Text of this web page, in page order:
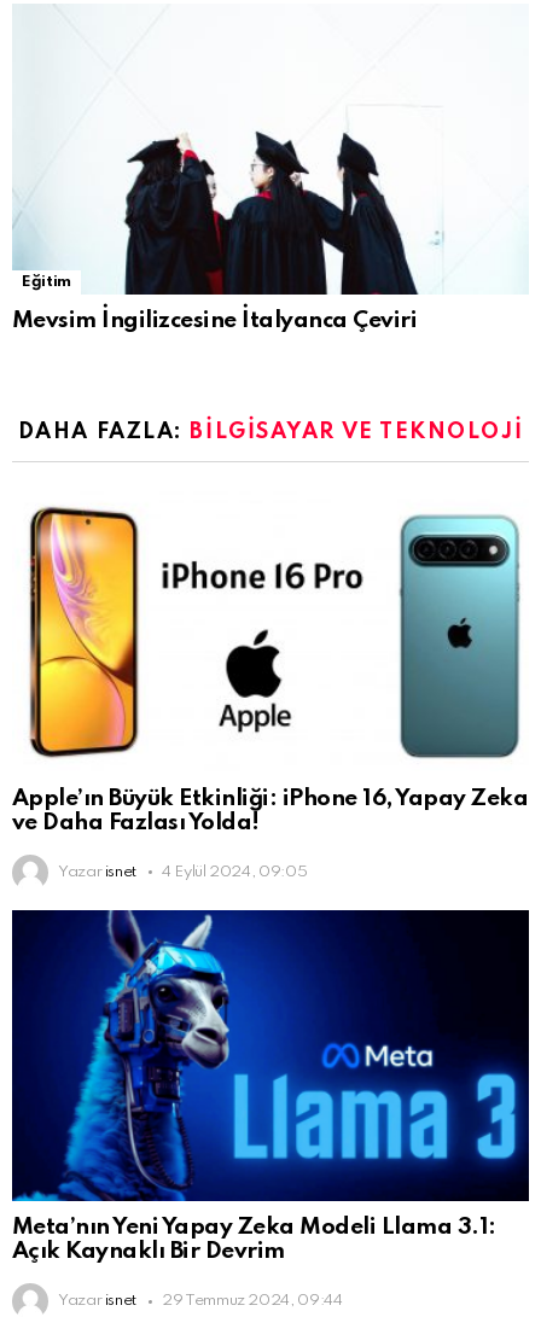
Eğitim
Mevsim İngilizcesine İtalyanca Çeviri
DAHA FAZLA: BILGISAYAR VE TEKNOLOJI
Apple’ın Büyük Etkinliği: iPhone 16, Yapay Zeka
ve Daha Fazlası Yolda!
Yazar isnet 4 Eylül 2024, 09:05
Meta’nın Yeni Yapay Zeka Modeli Llama 3.1:
Açık Kaynaklı Bir Devrim
Yazar isnet 29 Temmuz 2024, 09:44